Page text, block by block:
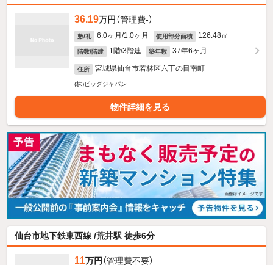
36.19万円 （管理費-）
敷/礼 6.0ヶ月/1.0ヶ月 使用部分面積 126.48㎡
階数/階建 1階/3階建 築年数 37年6ヶ月
住所 宮城県仙台市若林区六丁の目南町
(株)ビッグジャパン
物件詳細を見る
仙台市地下鉄東西線 /荒井駅 徒歩6分
11万円 （管理費不要）